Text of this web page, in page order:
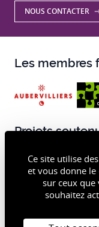
NOUS CONTACTER
Les membres
Projets
Ce site utilise
et vous donne
sur ceux que
souhaitez